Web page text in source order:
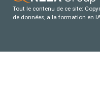
Tout le contenu de ce site:
de données, a la formation en